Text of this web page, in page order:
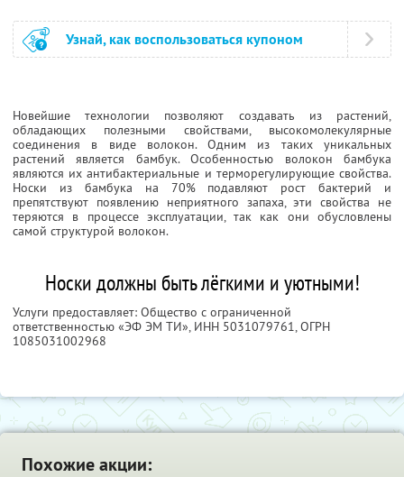
Узнай, как воспользоваться купоном
Новейшие технологии позволяют создавать из растений,
обладающих полезными свойствами, высокомолекулярные
соединения в виде волокон. Одним из таких уникальных
растений является бамбук. Особенностью волокон бамбука
являются их антибактериальные и терморегулирующие свойства.
Носки из бамбука на 70% подавляют рост бактерий и
препятствуют появлению неприятного запаха, эти свойства не
теряются в процессе эксплуатации, так как они обусловлены
самой структурой волокон.
Носки должны быть лёгкими и уютными!
Услуги предоставляет: Общество с ограниченной
ответственностью «ЭФ ЭМ ТИ», ИНН 5031079761, ОГРН
1085031002968
Похожие акции: